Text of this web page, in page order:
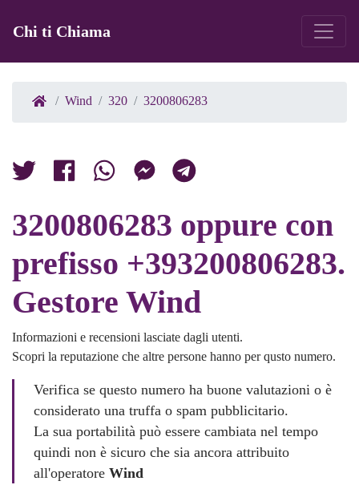
Chi ti Chiama
Wind 320 3200806283
3200806283 oppure con
prefisso +393200806283.
Gestore Wind
Informazioni e recensioni lasciate dagli utenti.
Scopri la reputazione che altre persone hanno per qusto numero.
Verifica se questo numero ha buone valutazioni o è
considerato una truffa o spam pubblicitario.
La sua portabilità può essere cambiata nel tempo
quindi non è sicuro che sia ancora attribuito
all'operatoreWind